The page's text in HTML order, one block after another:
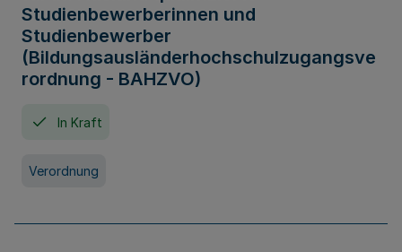
Studienbewerberinnen und
Studienbewerber
(Bildungsausländerhochschulzugangsve
rordnung - BAHZVO)
In Kraft
Verordnung